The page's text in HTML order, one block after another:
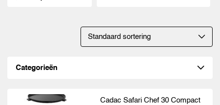
Categorieën
Cadac Safari Chef 30 Compact